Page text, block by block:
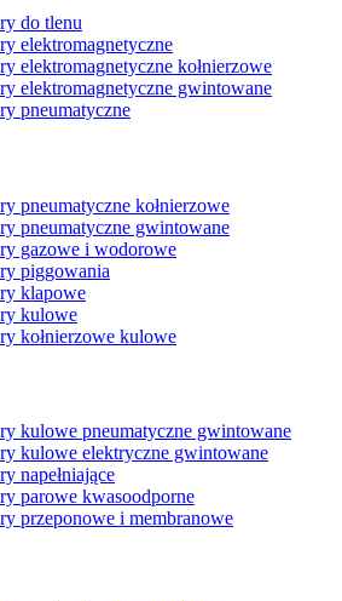
do tlenu
elektromagnetyczne
elektromagnetyczne kołnierzowe
elektromagnetyczne gwintowane
pneumatyczne
pneumatyczne kołnierzowe
pneumatyczne gwintowane
gazowe i wodorowe
piggowania
klapowe
kulowe
kołnierzowe kulowe
kulowe pneumatyczne gwintowane
kulowe elektryczne gwintowane
napełniające
parowe kwasoodporne
przeponowe i membranowe